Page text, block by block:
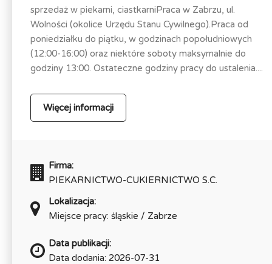
sprzedaż w piekarni, ciastkarniPraca w Zabrzu, ul.
Wolności (okolice Urzędu Stanu Cywilnego).Praca od
poniedziałku do piątku, w godzinach popołudniowych
(12:00-16:00) oraz niektóre soboty maksymalnie do
godziny 13:00. Ostateczne godziny pracy do ustalenia....
Więcej informacji
Firma:
PIEKARNICTWO-CUKIERNICTWO S.C.
Lokalizacja:
Miejsce pracy: śląskie / Zabrze
Data publikacji:
Data dodania: 2026-07-31